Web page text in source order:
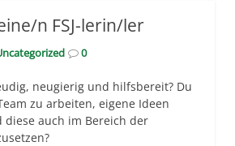
n FSJ-lerin/ler
0
neugierig und hilfsbereit? Du
zu arbeiten, eigene Ideen
auch im Bereich der